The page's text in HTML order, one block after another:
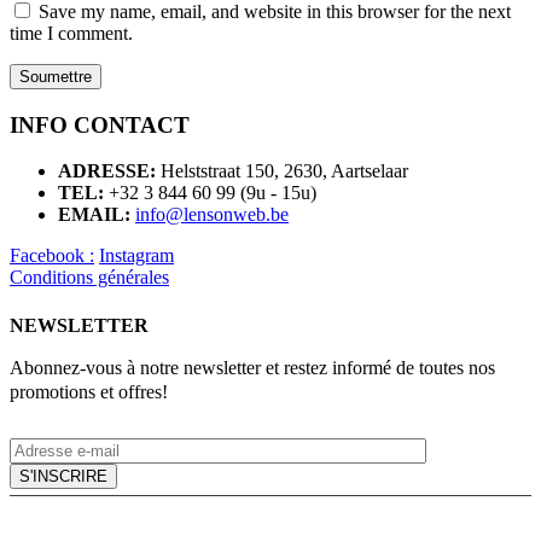
Save my name, email, and website in this browser for the next
time I comment.
INFO CONTACT
ADRESSE: Helststraat 150, 2630, Aartselaar
TEL: +32 3 844 60 99 (9u - 15u)
EMAIL: info@lensonweb.be
Facebook : Instagram
Conditions générales
NEWSLETTER
Abonnez-vous à notre newsletter et restez informé de toutes nos
promotions et offres!